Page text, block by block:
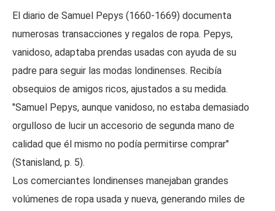
El diario de Samuel Pepys (1660-1669) documenta
numerosas transacciones y regalos de ropa. Pepys,
vanidoso, adaptaba prendas usadas con ayuda de su
padre para seguir las modas londinenses. Recibía
obsequios de amigos ricos, ajustados a su medida.
"Samuel Pepys, aunque vanidoso, no estaba demasiado
orgulloso de lucir un accesorio de segunda mano de
calidad que él mismo no podía permitirse comprar"
(Stanisland, p. 5).
Los comerciantes londinenses manejaban grandes
volúmenes de ropa usada y nueva, generando miles de